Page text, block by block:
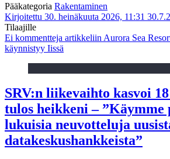
Pääkategoria Rakentaminen
Kirjoitettu 30. heinäkuuta 2026, 11:31
Tilaajille
Ei kommentteja artikkeliin Aurora Sea
käynnistyy Iissä
SRV:n liikevaihto kasvoi
tulos heikkeni – ”Käymme
lukuisia neuvotteluja
datakeskushankkeista”